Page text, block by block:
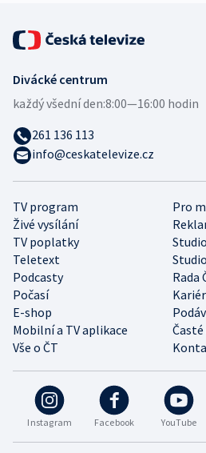
Instagram Facebook YouTube
TV program
Pro
Živé vysílání
TV poplatky
Teletext
Podcasty
Rada
Počasí
E-shop
Mobilní a TV aplikace
Vše o ČT
Divácké centrum
každý všední den:8:00—16:00 hodin
261 136 113
info@ceskatelevize.cz